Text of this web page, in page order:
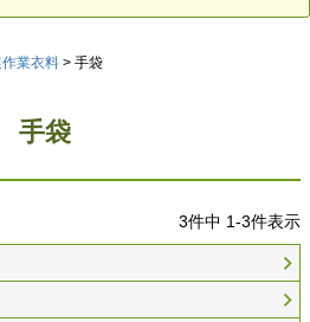
作業衣料 手袋
手袋
3件中 1-3件表示